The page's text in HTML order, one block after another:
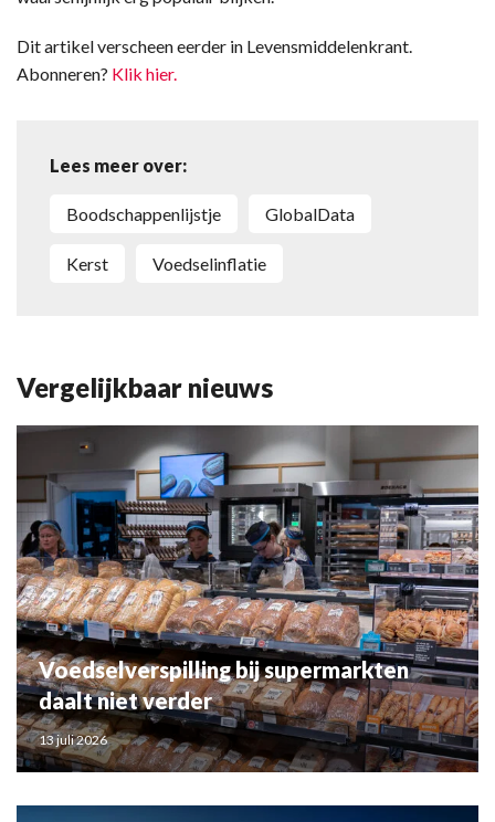
Dit artikel verscheen eerder in Levensmiddelenkrant.
Abonneren? Klik hier.
Lees meer over:
boodschappenlijstje GlobalData
Kerst voedselinflatie
Vergelijkbaar nieuws
Voedselverspilling bij supermarkten
daalt niet verder
13 juli 2026